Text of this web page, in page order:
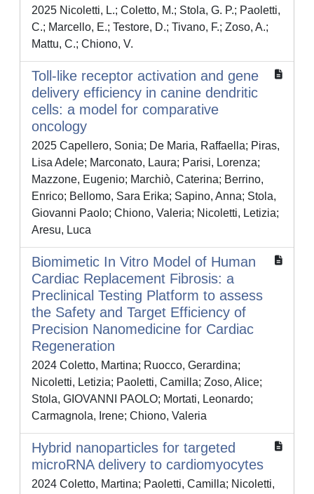
2025 Nicoletti, L.; Coletto, M.; Stola, G. P.; Paoletti,
C.; Marcello, E.; Testore, D.; Tivano, F.; Zoso, A.;
Mattu, C.; Chiono, V.
Toll-like receptor activation and gene
delivery efficiency in canine dendritic
cells: a model for comparative
oncology
2025 Capellero, Sonia; De Maria, Raffaella; Piras,
Lisa Adele; Marconato, Laura; Parisi, Lorenza;
Mazzone, Eugenio; Marchiò, Caterina; Berrino,
Enrico; Bellomo, Sara Erika; Sapino, Anna; Stola,
Giovanni Paolo; Chiono, Valeria; Nicoletti, Letizia;
Aresu, Luca
Biomimetic In Vitro Model of Human
Cardiac Replacement Fibrosis: a
Preclinical Testing Platform to assess
the Safety and Target Efficiency of
Precision Nanomedicine for Cardiac
Regeneration
2024 Coletto, Martina; Ruocco, Gerardina;
Nicoletti, Letizia; Paoletti, Camilla; Zoso, Alice;
Stola, GIOVANNI PAOLO; Mortati, Leonardo;
Carmagnola, Irene; Chiono, Valeria
Hybrid nanoparticles for targeted
microRNA delivery to cardiomyocytes
2024 Coletto, Martina; Paoletti, Camilla; Nicoletti,